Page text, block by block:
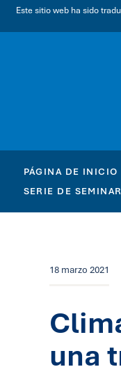
Este sitio web ha sido
PÁGINA DE INICIO
SERIE DE
18 marzo 2021
una